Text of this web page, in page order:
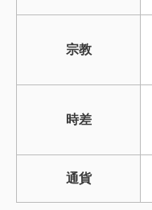
宗教
時差
通貨